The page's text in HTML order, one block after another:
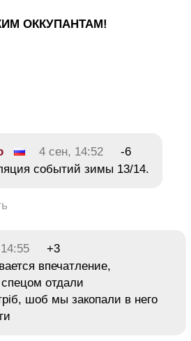
ОККУПАНТАМ!
4 сен, 14:52
-6
событий зимы 13/14.
+3
впечатление,
отдали
шоб мы закопали в него